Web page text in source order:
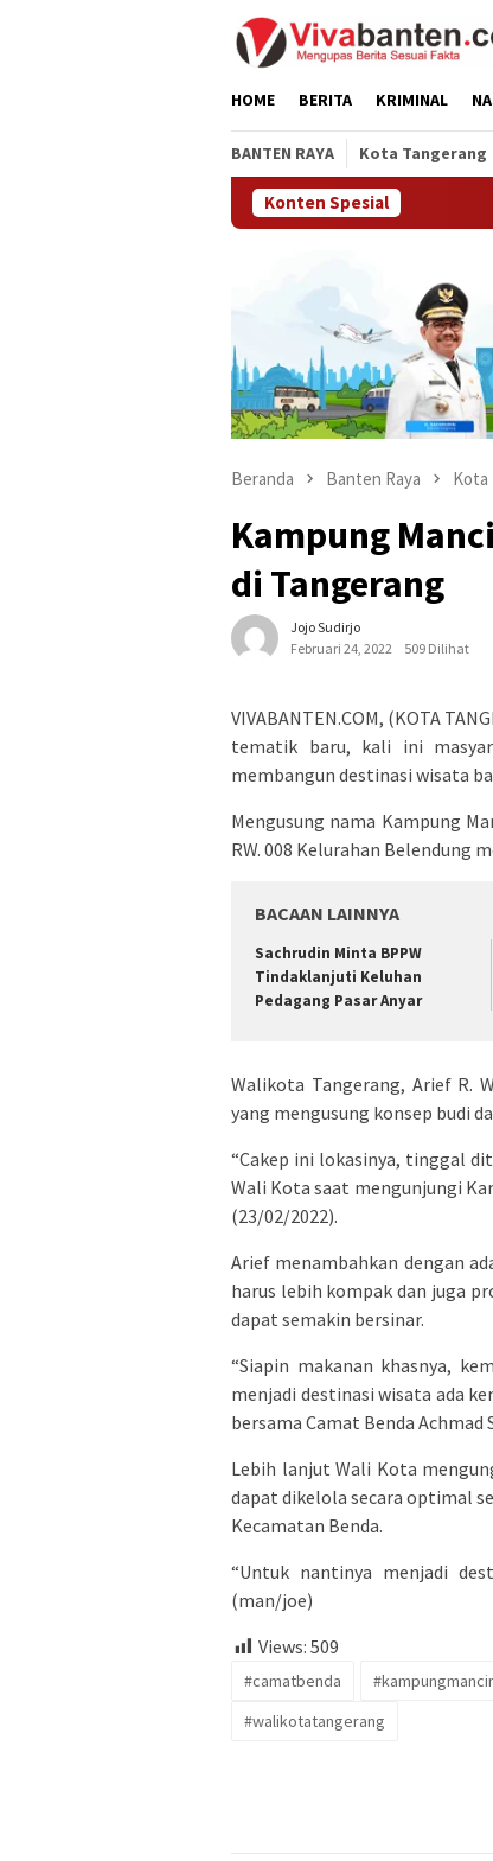
HOME BERITA KRIMINAL
BANTEN RAYA Kota Tangerang
Konten Spesial
Beranda Banten Raya Kota
Kampung
di Tangerang
Jojo Sudirjo
Februari 24, 2022
509 Dilihat
VIVABANTEN.COM, (KOTA
tematik baru, kali ini
membangun destinasi wisata
Mengusung nama Kampung
RW. 008 Kelurahan Belendung
BACAAN LAINNYA
Sachrudin Minta BPPW
Tindaklanjuti Keluhan
Pedagang Pasar Anyar
Walikota Tangerang, Arief R.
yang mengusung konsep budi
“Cakep ini lokasinya, tinggal
Wali Kota saat mengunjungi
(23/02/2022).
Arief menambahkan dengan
harus lebih kompak dan juga
dapat semakin bersinar.
“Siapin makanan khasnya,
menjadi destinasi wisata ada
bersama Camat Benda Achmad
Lebih lanjut Wali Kota
dapat dikelola secara optimal
Kecamatan Benda.
“Untuk nantinya menjadi
(man/joe)
Views: 509
#camatbenda
#walikotatangerang